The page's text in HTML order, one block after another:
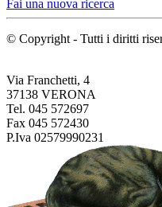
Fai una nuova ricerca
© Copyright - Tutti i diritti
Via Franchetti, 4
37138 VERONA
Tel. 045 572697
Fax 045 572430
P.Iva 02579990231